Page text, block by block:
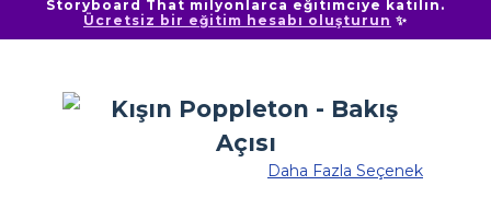
Storyboard That milyonlarca eğitimciye katılın.
Ücretsiz bir eğitim hesabı oluşturun ✨
Daha Fazla Seçenek